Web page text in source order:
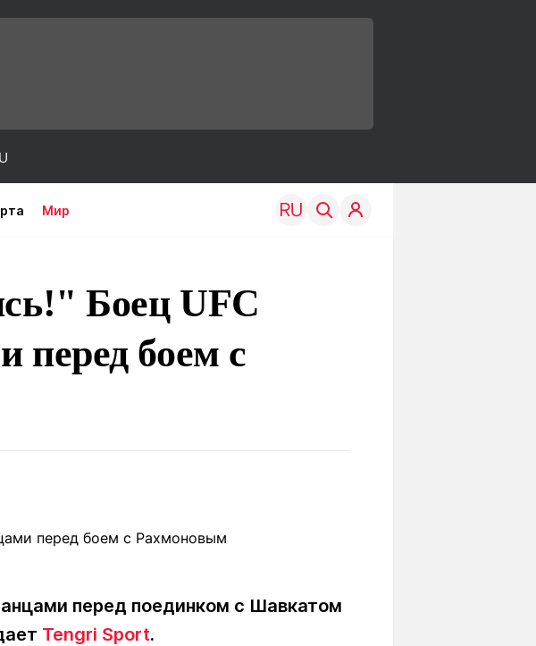
Мир
Пресс-центр Светлая тема
Боец UFC
перед боем с
перед поединком с Шавкатом
Tengri Sport.